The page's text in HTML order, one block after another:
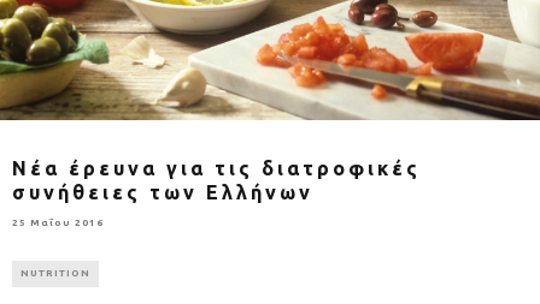
Νέα έρευνα για τις διατροφικές
συνήθειες των Ελλήνων
25 Μαΐου 2016
NUTRITION